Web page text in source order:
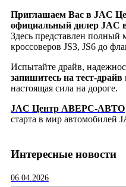
Приглашаем Вас в JAC
официальный дилер JAC
Здесь представлен полный
кроссоверов JS3, JS6 до
Испытайте драйв,
запишитесь на тест-драйв
настоящая сила на дороге.
JAC Центр АВЕРС-АВТО
старта в мир автомобилей
Интересные новости
06.04.2026